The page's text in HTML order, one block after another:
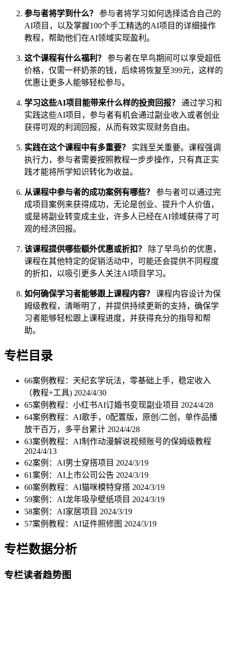
参与者将学到什么？
参与者将学习如何选择适合自己的
AI项目，以及掌握100个手工精选的AI项目的详细操作
教程，帮助他们在AI领域实现盈利。
这个课程有什么福利？
参与者在早鸟期间可以享受超低
价格，仅需一杯奶茶的钱，后续将恢复至399元，这样的
优惠让更多人能够轻松参与。
学习这些AI项目能带来什么样的投资回报？
通过学习和
实践这些AI项目，参与者有机会通过副业收入或者创业
获得可观的利润回报，从而有效实现财务自由。
实践在这个课程中有多重要？
实践至关重要。课程强调
执行力，参与者需要按照教程一步步操作，只有真正实
践才能将所学知识转化为收益。
从课程中参与者的成功案例有哪些？
参与者可以通过完
成项目案例来获得成功，无论是创业、提升个人价值，
或是将副业转变成主业，许多人已经在AI领域获得了可
观的经济回报。
该课程提供哪些额外优惠或折扣？
除了早鸟价的优惠，
课程在其他特定的促销活动中，可能还会提供不同程度
的折扣，以吸引更多人关注AI项目学习。
如何确保学习者能够跟上课程内容？
课程内容设计为保
姆级教程，清晰明了，并提供持续更新的支持，确保学
习者能够轻松跟上课程进度，并获得充分的指导和帮
助。
专栏目录
66案例教程：天纪玄学玩法，零基础上手，稳定收入
（教程+工具) 2024/4/30
65案例教程：小红书AI订婚书变现副业项目 2024/4/28
64案例教程：AI歌手，0配置版，原创/二创，单作品播
放干百万，多平台累计 2024/4/28
63案例教程：AI制作动漫解说视频账号的保姆级教程
2024/4/13
62案例：AI男士穿搭项目 2024/3/19
61案例：AI上市公司公告 2024/3/19
60案例教程：AI猫咪模特穿搭 2024/3/19
59案例：AI龙年吸孕壁纸项目 2024/3/19
58案例：AI家居项目 2024/3/19
57案例教程：AI证件照修图 2024/3/19
专栏数据分析
专栏读者趋势图